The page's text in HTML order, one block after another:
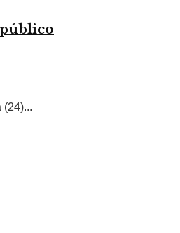
(24)...